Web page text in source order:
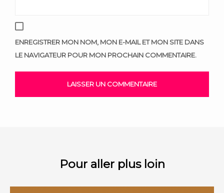
ENREGISTRER MON NOM, MON E-MAIL ET MON SITE DANS
LE NAVIGATEUR POUR MON PROCHAIN COMMENTAIRE.
Pour aller plus loin